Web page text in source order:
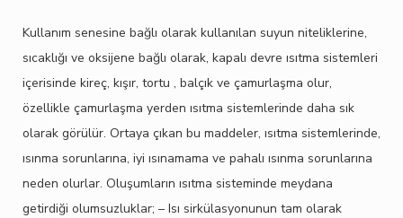
Kullanım senesine bağlı olarak kullanılan suyun niteliklerine,
sıcaklığı ve oksijene bağlı olarak, kapalı devre ısıtma sistemleri
içerisinde kireç, kışır, tortu , balçık ve çamurlaşma olur,
özellikle çamurlaşma yerden ısıtma sistemlerinde daha sık
olarak görülür. Ortaya çıkan bu maddeler, ısıtma sistemlerinde,
ısınma sorunlarına, iyi ısınamama ve pahalı ısınma sorunlarına
neden olurlar. Oluşumların ısıtma sisteminde meydana
getirdiği olumsuzluklar; – Isı sirkülasyonunun tam olarak